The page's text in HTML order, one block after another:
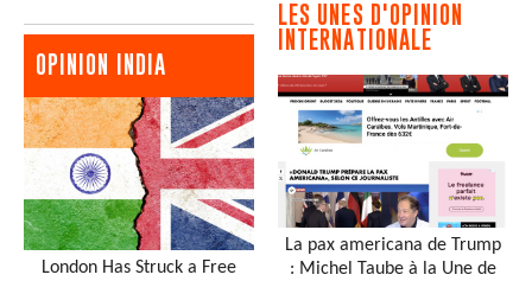
OPINION INDIA
London Has Struck a Free
LES UNES D'OPINION
INTERNATIONALE
La pax americana de Trump
: Michel Taube à la Une de